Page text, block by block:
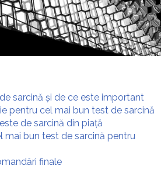
sarcină și de ce este important
pentru cel mai bun test de sarcină
de sarcină din piață
mai bun test de sarcină pentru
finale